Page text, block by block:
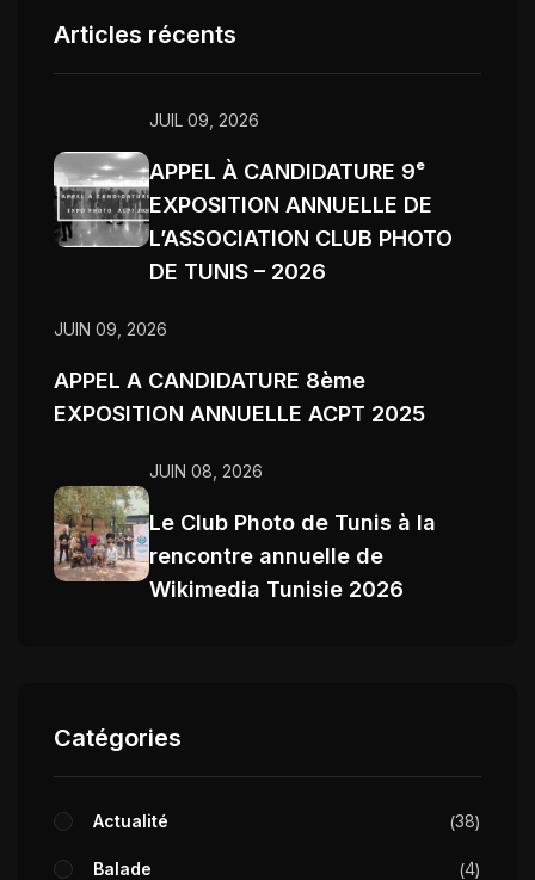
Articles récents
JUIL 09, 2026
APPEL À CANDIDATURE 9ᵉ
EXPOSITION ANNUELLE DE
L’ASSOCIATION CLUB PHOTO
DE TUNIS – 2026
JUIN 09, 2026
APPEL A CANDIDATURE 8ème
EXPOSITION ANNUELLE ACPT 2025
JUIN 08, 2026
Le Club Photo de Tunis à la
rencontre annuelle de
Wikimedia Tunisie 2026
Catégories
Actualité 38
Balade 4